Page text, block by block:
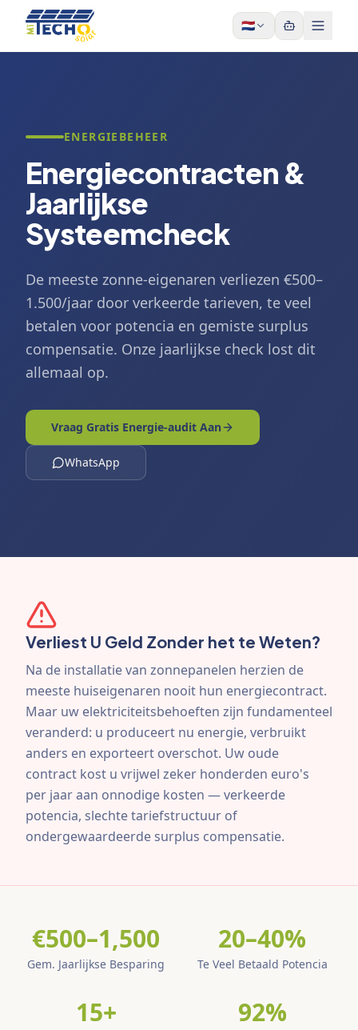
Skip to content
🇳🇱
ENERGIEBEHEER
Energiecontracten &
Jaarlijkse
Systeemcheck
De meeste zonne-eigenaren verliezen €500–
1.500/jaar door verkeerde tarieven, te veel
betalen voor potencia en gemiste surplus
compensatie. Onze jaarlijkse check lost dit
allemaal op.
Vraag Gratis Energie-audit Aan
WhatsApp
Verliest U Geld Zonder het te Weten?
Na de installatie van zonnepanelen herzien de
meeste huiseigenaren nooit hun energiecontract.
Maar uw elektriciteitsbehoeften zijn fundamenteel
veranderd: u produceert nu energie, verbruikt
anders en exporteert overschot. Uw oude
contract kost u vrijwel zeker honderden euro's
per jaar aan onnodige kosten — verkeerde
potencia, slechte tariefstructuur of
ondergewaardeerde surplus compensatie.
€500–1,500
Gem. Jaarlijkse Besparing
20–40%
Te Veel Betaald Potencia
15+ 92%